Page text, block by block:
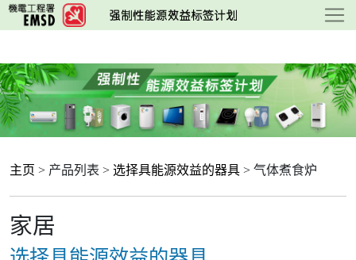
跳
至
要
内
容
主页 > 产品列表 > 选择具能源效益的器具 > 气体煮食炉
家居